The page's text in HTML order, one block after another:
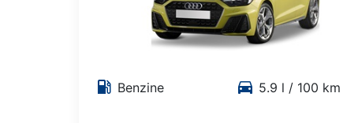
local_gas_station Benzine directions_car 5.9 l / 100 km